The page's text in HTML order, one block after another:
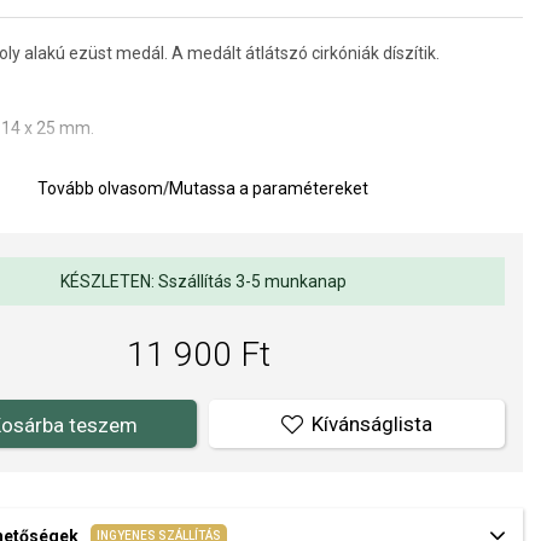
alakú ezüst medál. A medált átlátszó cirkóniák díszítik.
x 25 mm.
Tovább olvasom/Mutassa a paramétereket
KÉSZLETEN: Sszállítás 3-5 munkanap
11 900 Ft
teszem Kívánságlista
INGYENES SZÁLLÍTÁS